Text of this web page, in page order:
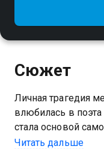
Сюжет
Личная трагедия
влюбилась в
стала основой
романа, анонимно
Читать дальше